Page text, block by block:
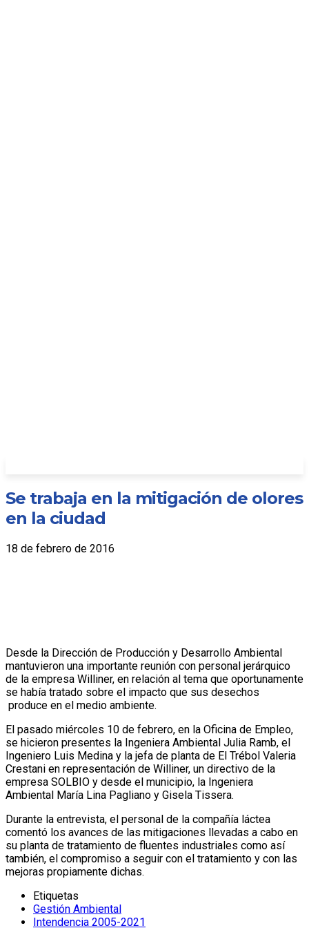
Se trabaja en la mitigación de olores
en la ciudad
18 de febrero de 2016
Desde la Dirección de Producción y Desarrollo Ambiental
mantuvieron una importante reunión con personal jerárquico
de la empresa Williner, en relación al tema que oportunamente
se había tratado sobre el impacto que sus desechos
produce en el medio ambiente.
El pasado miércoles 10 de febrero, en la Oficina de Empleo,
se hicieron presentes la Ingeniera Ambiental Julia Ramb, el
Ingeniero Luis Medina y la jefa de planta de El Trébol Valeria
Crestani en representación de Williner, un directivo de la
empresa SOLBIO y desde el municipio, la Ingeniera
Ambiental María Lina Pagliano y Gisela Tissera.
Durante la entrevista, el personal de la compañía láctea
comentó los avances de las mitigaciones llevadas a cabo en
su planta de tratamiento de fluentes industriales como así
también, el compromiso a seguir con el tratamiento y con las
mejoras propiamente dichas.
Etiquetas
Gestión Ambiental
Intendencia 2005-2021